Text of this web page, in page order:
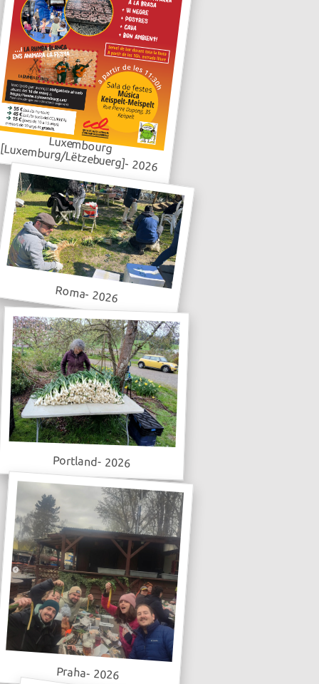
Luxembourg [Luxemburg/Lëtzebuerg]- 2026
Roma- 2026
Portland- 2026
Praha- 2026